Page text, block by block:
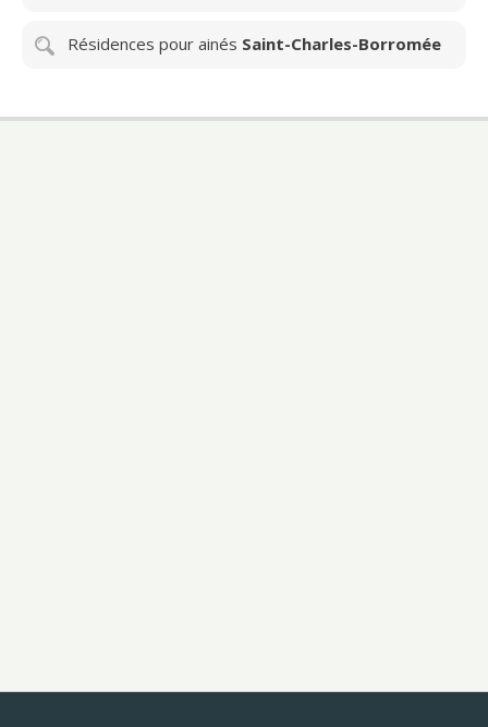
Résidences pour ainés Saint-Charles-Borromée